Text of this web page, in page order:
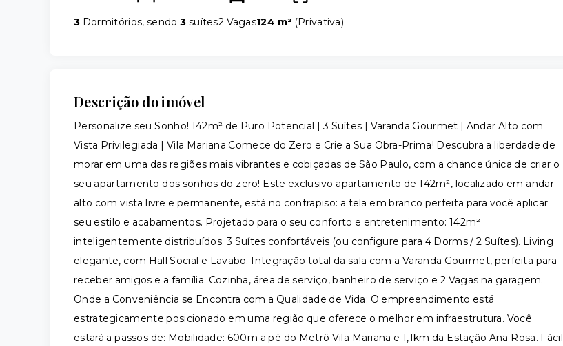
3 Dormitórios, sendo3 suítes2 Vagas124 m² (Privativa)
Descrição do imóvel
Personalize seu Sonho! 142m² de Puro Potencial | 3 Suítes | Varanda Gourmet | Andar Alto com
Vista Privilegiada | Vila Mariana Comece do Zero e Crie a Sua Obra-Prima! Descubra a liberdade de
morar em uma das regiões mais vibrantes e cobiçadas de São Paulo, com a chance única de criar o
seu apartamento dos sonhos do zero! Este exclusivo apartamento de 142m², localizado em andar
alto com vista livre e permanente, está no contrapiso: a tela em branco perfeita para você aplicar
seu estilo e acabamentos. Projetado para o seu conforto e entretenimento: 142m²
inteligentemente distribuídos. 3 Suítes confortáveis (ou configure para 4 Dorms / 2 Suítes). Living
elegante, com Hall Social e Lavabo. Integração total da sala com a Varanda Gourmet, perfeita para
receber amigos e a família. Cozinha, área de serviço, banheiro de serviço e 2 Vagas na garagem.
Onde a Conveniência se Encontra com a Qualidade de Vida: O empreendimento está
estrategicamente posicionado em uma região que oferece o melhor em infraestrutura. Você
estará a passos de: Mobilidade: 600m a pé do Metrô Vila Mariana e 1,1km da Estação Ana Rosa. Fácil